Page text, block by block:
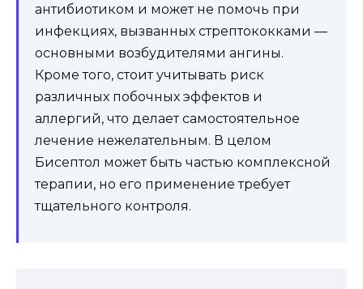
антибиотиком и может не помочь при
инфекциях, вызванных стрептококками —
основными возбудителями ангины.
Кроме того, стоит учитывать риск
различных побочных эффектов и
аллергий, что делает самостоятельное
лечение нежелательным. В целом
Бисептол может быть частью комплексной
терапии, но его применение требует
тщательного контроля.